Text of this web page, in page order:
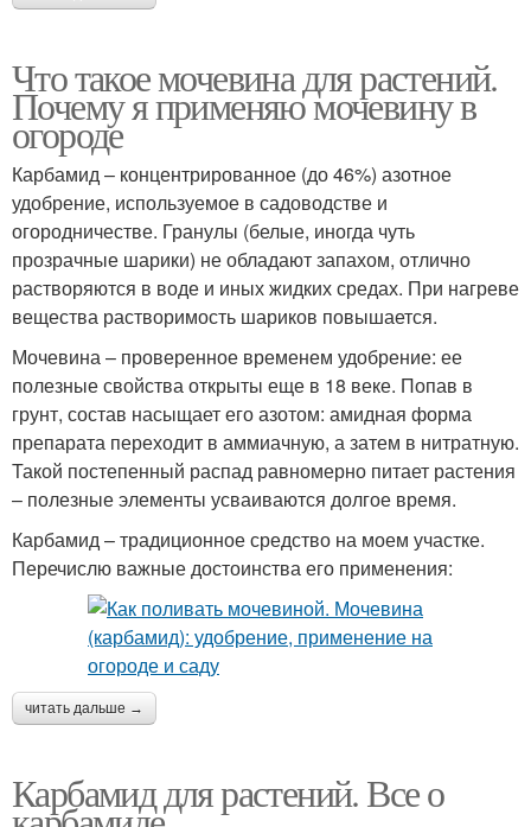
Что такое мочевина для растений.
Почему я применяю мочевину в
огороде
Карбамид – концентрированное (до 46%) азотное
удобрение, используемое в садоводстве и
огородничестве. Гранулы (белые, иногда чуть
прозрачные шарики) не обладают запахом, отлично
растворяются в воде и иных жидких средах. При нагреве
вещества растворимость шариков повышается.
Мочевина – проверенное временем удобрение: ее
полезные свойства открыты еще в 18 веке. Попав в
грунт, состав насыщает его азотом: амидная форма
препарата переходит в аммиачную, а затем в нитратную.
Такой постепенный распад равномерно питает растения
– полезные элементы усваиваются долгое время.
Карбамид – традиционное средство на моем участке.
Перечислю важные достоинства его применения:
читать дальше →
Карбамид для растений. Все о